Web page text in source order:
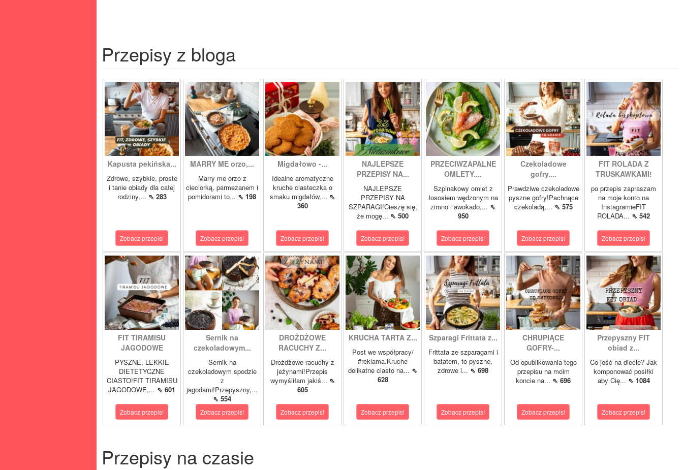
Przepisy z bloga
Kapusta pekińska...
Zdrowe, szybkie, proste
i tanie obiady dla całej
rodziny,... ⇖ 283
Zobacz przepis!
MARRY ME orzo,...
Marry me orzo z
cieciorką, parmezanem i
pomidorami to... ⇖ 198
Zobacz przepis!
Migdałowo -...
Idealne aromatyczne
kruche ciasteczka o
smaku migdałów,... ⇖
360
Zobacz przepis!
NAJLEPSZE
PRZEPISY NA...
NAJLEPSZE
PRZEPISY NA
SZPARAGI!Cieszę się,
że mogę... ⇖ 500
Zobacz przepis!
PRZECIWZAPALNE
OMLETY....
Szpinakowy omlet z
łososiem wędzonym na
zimno i awokado,... ⇖
950
Zobacz przepis!
Czekoladowe
gofry....
Prawdziwe czekoladowe
pyszne gofry!Pachnące
czekoladą,... ⇖ 575
Zobacz przepis!
FIT ROLADA Z
TRUSKAWKAMI!
po przepis zapraszam
na moje konto na
InstagramieFIT
ROLADA... ⇖ 542
Zobacz przepis!
FIT TIRAMISU
JAGODOWE
PYSZNE, LEKKIE
DIETETYCZNE
CIASTO!FIT TIRAMISU
JAGODOWE,... ⇖ 601
Zobacz przepis!
Sernik na
czekoladowym...
Sernik na
czekoladowym spodzie
z
jagodami!Przepyszny,...
⇖ 554
Zobacz przepis!
DROŻDŻOWE
RACUCHY Z...
Drożdżowe racuchy z
jeżynami!Przepis
wymyśliłam jakiś... ⇖
605
Zobacz przepis!
KRUCHA TARTA Z...
Post we współpracy/
#reklama.Kruche
delikatne ciasto na... ⇖
628
Zobacz przepis!
Szparagi Frittata z...
Frittata ze szparagami i
batatem, to pyszne,
zdrowe i... ⇖ 698
Zobacz przepis!
CHRUPIĄCE
GOFRY-...
Od opublikowania tego
przepisu na moim
koncie na... ⇖ 696
Zobacz przepis!
Przepyszny FIT
obiad z...
Co jeść na diecie? Jak
komponować posiłki
aby Cię... ⇖ 1084
Zobacz przepis!
Przepisy na czasie